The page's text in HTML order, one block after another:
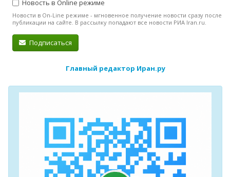
Новость в Online режиме
Новости в On-Line режиме - мгновенное получение новости сразу после
публикации на сайте. В рассылку попадают все новости РИА Iran.ru.
Подписаться
Главный редактор Иран.ру